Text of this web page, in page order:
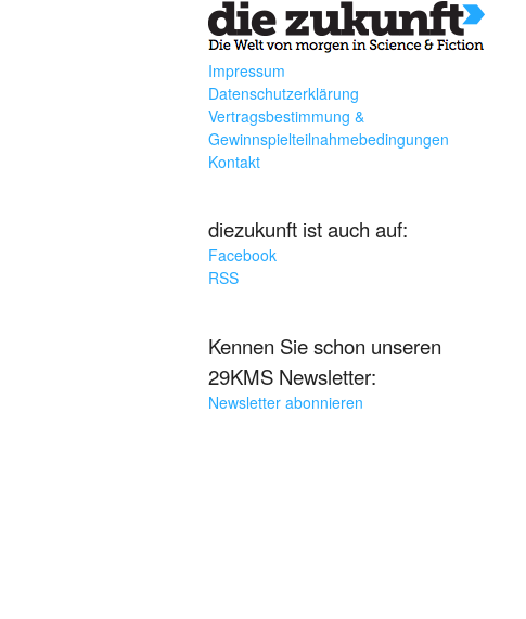
Impressum
Datenschutzerklärung
Vertragsbestimmung &
Gewinnspielteilnahmebedingungen
Kontakt
diezukunft ist auch auf:
Facebook
RSS
Kennen Sie schon unseren
29KMS Newsletter:
Newsletter abonnieren